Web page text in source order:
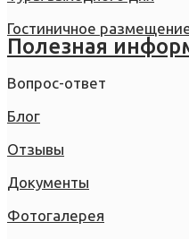
Гостиничное
Полезная
Вопрос-ответ
Блог
Отзывы
Документы
Фотогалерея